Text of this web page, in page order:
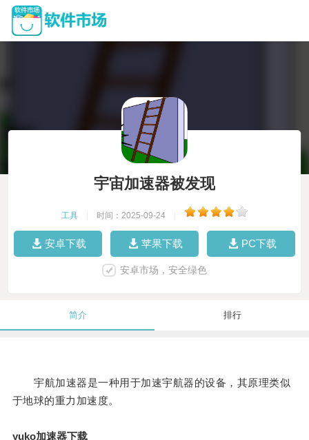
宇宙加速器被发现
工具 时间：2025-09-24
安卓下载 苹果下载 PC下载
安卓市场，安全绿色
简介 排行
宇航加速器是一种用于加速宇航器的设备，其原理类似
于地球的重力加速度。
yuko加速器下载